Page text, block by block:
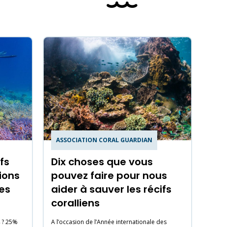
25%
ASSOCIATION CORAL GUARDIAN
Dix choses que vous
pouvez faire pour nous
aider à sauver les récifs
coralliens
A l’occasion de l’Année internationale des